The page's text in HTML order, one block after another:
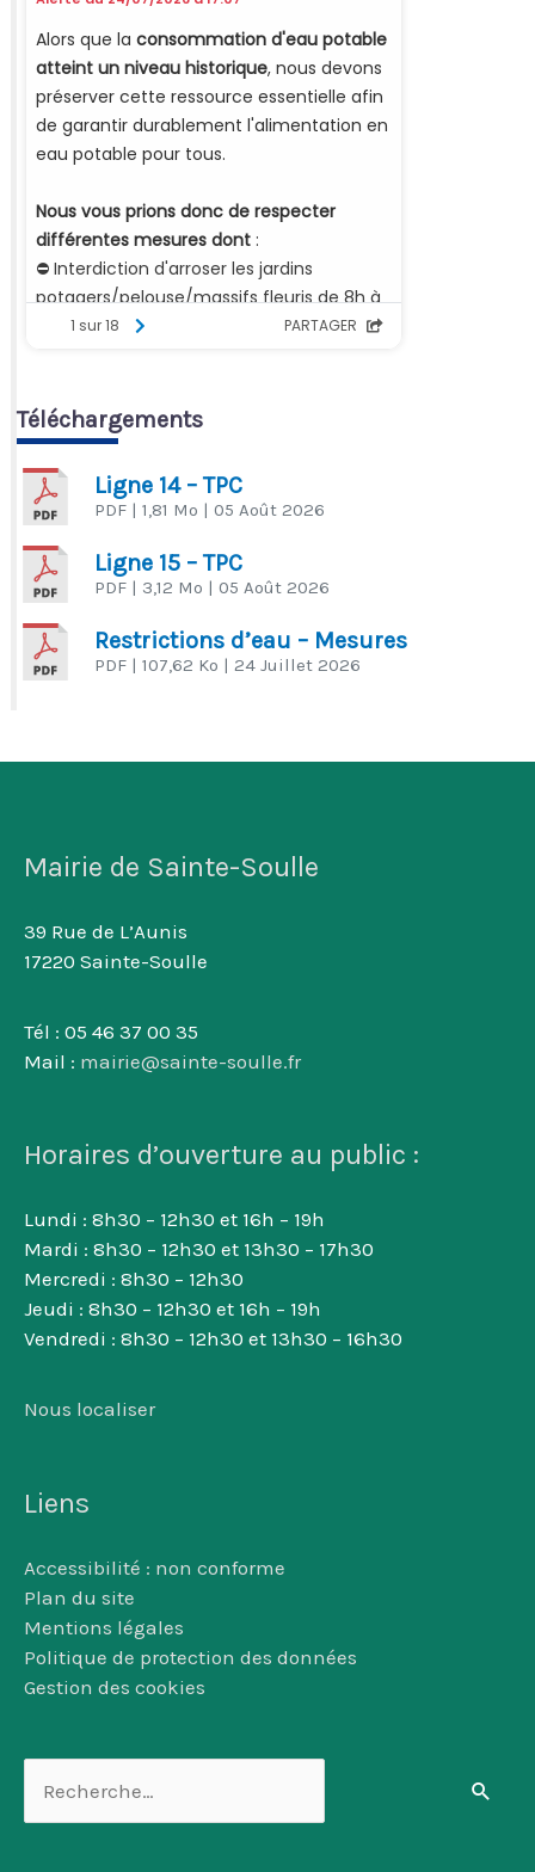
Téléchargements
Ligne 14 – TPC
PDF | 1,81 Mo | 05 Août 2026
Ligne 15 – TPC
PDF | 3,12 Mo | 05 Août 2026
Restrictions d’eau – Mesures
PDF | 107,62 Ko | 24 Juillet 2026
Mairie de Sainte-Soulle
39 Rue de L’Aunis
17220 Sainte-Soulle
Tél : 05 46 37 00 35
Mail : mairie@sainte-soulle.fr
Horaires d’ouverture au public :
Lundi : 8h30 – 12h30 et 16h – 19h
Mardi : 8h30 – 12h30 et 13h30 – 17h30
Mercredi : 8h30 – 12h30
Jeudi : 8h30 – 12h30 et 16h – 19h
Vendredi : 8h30 – 12h30 et 13h30 – 16h30
Nous localiser
Liens
Accessibilité : non conforme
Plan du site
Mentions légales
Politique de protection des données
Gestion des cookies